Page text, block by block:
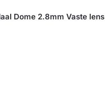
Dome 2.8mm Vaste lens